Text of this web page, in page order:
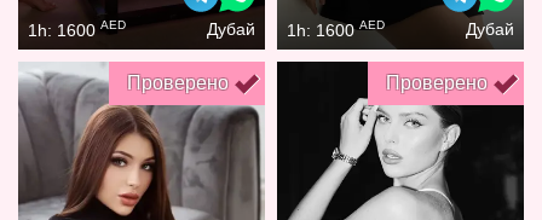
1h: 1600 AED Дубай 1h: 1600AED Дубай
Проверено Проверено